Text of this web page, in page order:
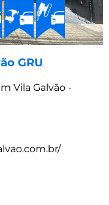
GRU
Vila Galvão -